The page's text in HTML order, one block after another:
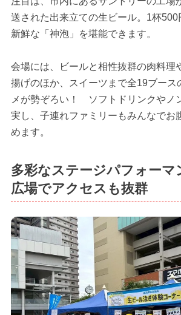
送された出来立ての生ビール。1杯
新鮮な「神泡」を堪能できます。
会場には、ビールと相性抜群の肉料理
揚げのほか、スイーツまで全19ブース
メが勢ぞろい！ ソフトドリンクやノ
実し、子連れファミリーもみんなでお
めます。
多彩なステージパフォーマ
広場でアクセスも抜群